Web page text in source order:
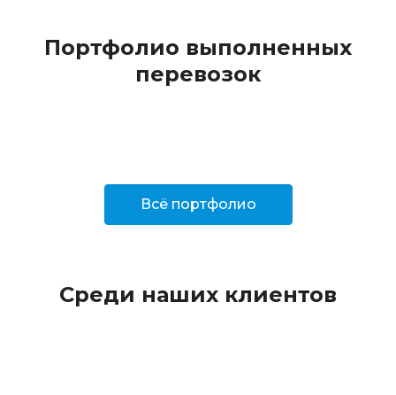
Портфолио выполненных
перевозок
Всё портфолио
Среди наших клиентов